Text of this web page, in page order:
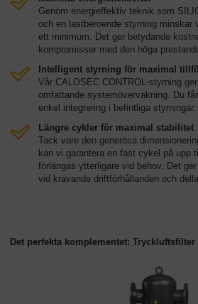
Genom energieffektiv teknik som
och en lastberoende styrning minskar
ett minimum. Det ger betydande
kompromisser med den höga
Intelligent styrning för maximal
Vår CALOSEC CONTROL-styrning
omfattande systemövervakning. Du
enkel integrering i befintliga styrningar.
Längre cykler för maximal stabilitet
Tack vare den generösa
kan vi garantera en fast cykel på upp
förlängas ytterligare vid behov. Det
vid krävande driftförhållanden och
Det perfekta komplementet: Tryckluftsfilter